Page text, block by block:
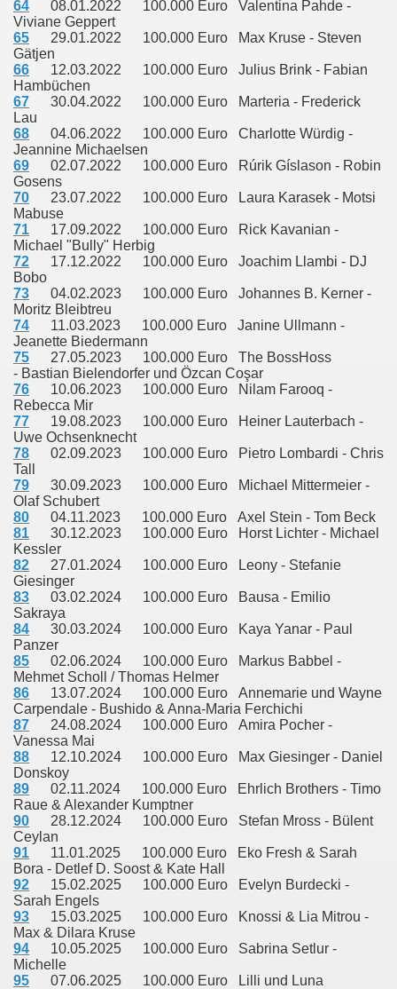
64 08.01.2022 100.000 Euro Valentina Pahde -
Viviane Geppert
65 29.01.2022 100.000 Euro Max Kruse - Steven
Gätjen
66 12.03.2022 100.000 Euro Julius Brink - Fabian
Hambüchen
67 30.04.2022 100.000 Euro Marteria - Frederick
Lau
68 04.06.2022 100.000 Euro Charlotte Würdig -
Jeannine Michaelsen
69 02.07.2022 100.000 Euro
Rúrik Gíslason - Robin
Gosens
70 23.07.2022 100.000 Euro Laura Karasek - Motsi
Mabuse
71 17.09.2022 100.000 Euro Rick Kavanian -
Michael "Bully" Herbig
72 17.12.2022 100.000 Euro Joachim Llambi - DJ
Bobo
73 04.02.2023 100.000 Euro Johannes B. Kerner -
Moritz Bleibtreu
74 11.03.2023 100.000 Euro Janine Ullmann -
Jeanette Biedermann
75 27.05.2023 100.000 Euro The BossHoss
- Bastian Bielendorfer und Özcan Coşar
76 10.06.2023 100.000 Euro Nilam Farooq -
Rebecca Mir
77 19.08.2023 100.000 Euro Heiner Lauterbach -
Uwe Ochsenknecht
78 02.09.2023 100.000 Euro Pietro Lombardi - Chris
Tall
79 30.09.2023 100.000 Euro Michael Mittermeier -
Olaf Schubert
80 04.11.2023 100.000 Euro Axel Stein - Tom Beck
81 30.12.2023 100.000 Euro Horst Lichter - Michael
Kessler
82 27.01.2024 100.000 Euro Leony - Stefanie
Giesinger
83 03.02.2024 100.000 Euro Bausa - Emilio
Sakraya
84 30.03.2024 100.000 Euro Kaya Yanar - Paul
Panzer
85 02.06.2024 100.000 Euro Markus Babbel -
Mehmet Scholl / Thomas Helmer
86 13.07.2024 100.000 Euro Annemarie und Wayne
Carpendale - Bushido & Anna-Maria Ferchichi
87 24.08.2024 100.000 Euro Amira Pocher -
Vanessa Mai
88 12.10.2024 100.000 Euro Max Giesinger - Daniel
Donskoy
89 02.11.2024 100.000 Euro Ehrlich Brothers - Timo
Raue & Alexander Kumptner
90 28.12.2024 100.000 Euro Stefan Mross - Bülent
Ceylan
91 11.01.2025 100.000 Euro Eko Fresh & Sarah
Bora - Detlef D. Soost & Kate Hall
92 15.02.2025 100.000 Euro
Evelyn Burdecki -
Sarah Engels
93 15.03.2025 100.000 Euro Knossi & Lia Mitrou -
Max & Dilara Kruse
94 10.05.2025 100.000 Euro Sabrina Setlur -
Michelle
95 07.06.2025 100.000 Euro Lilli und Luna